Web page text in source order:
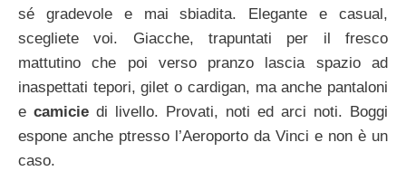
sé gradevole e mai sbiadita. Elegante e casual,
scegliete voi. Giacche, trapuntati per il fresco
mattutino che poi verso pranzo lascia spazio ad
inaspettati tepori, gilet o cardigan, ma anche pantaloni
e camicie di livello. Provati, noti ed arci noti. Boggi
espone anche ptresso l’Aeroporto da Vinci e non è un
caso.